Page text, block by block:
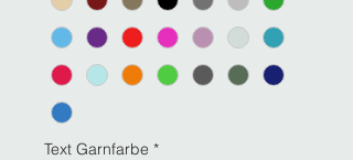
Text Garnfarbe *